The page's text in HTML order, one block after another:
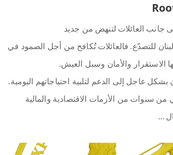
جانب العائلات لتنهض من جديد
للتصدّع. فالعائلات تُكافح من أجل الصمود في
الاستقرار والأمان وسبل العيش.
بشكل عاجل إلى الدعم لتلبية احتياجاتهم اليومية.
من سنوات من الأزمات الاقتصادية والمالية
…